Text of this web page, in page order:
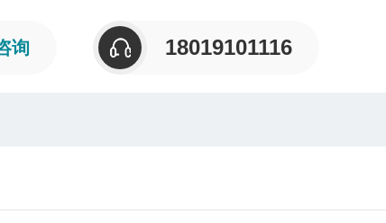
询 18019101116